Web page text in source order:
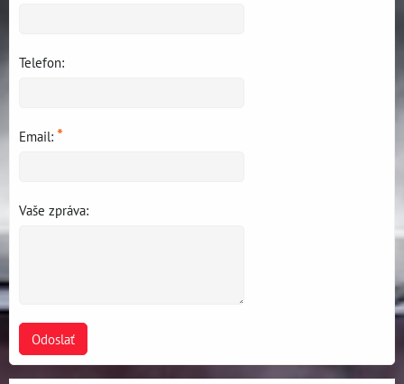
Telefon:
Email: *
Vaše zpráva:
Odoslať